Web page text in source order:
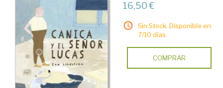
16,50 €
Sin Stock. Disponible en
7/10 días.
COMPRAR